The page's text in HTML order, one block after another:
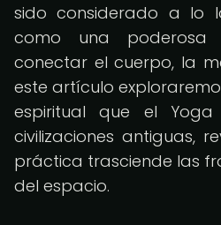
sido considerado a lo
como una poderosa
conectar el cuerpo, la
este artículo
espiritual que el
civilizaciones antiguas,
práctica trasciende las
del espacio.